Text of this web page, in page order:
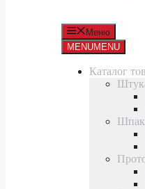
Меню
MENUMENU
Каталог